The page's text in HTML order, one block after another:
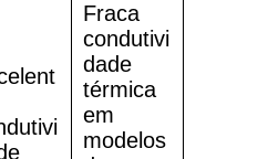
Fraca
condutivi
dade
térmica
em
modelos